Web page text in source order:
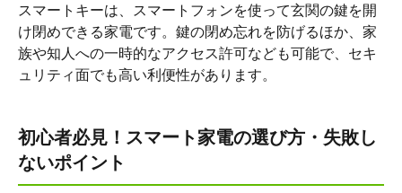
スマートキーは、スマートフォンを使って玄関の鍵を開
け閉めできる家電です。鍵の閉め忘れを防げるほか、家
族や知人への一時的なアクセス許可なども可能で、セキ
ュリティ面でも高い利便性があります。
初心者必見！スマート家電の選び方・失敗し
ないポイント